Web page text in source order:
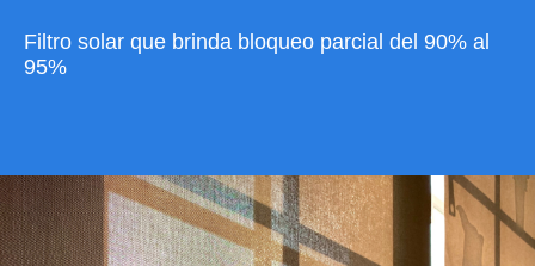
Filtro solar que brinda bloqueo parcial del 90% al
95%